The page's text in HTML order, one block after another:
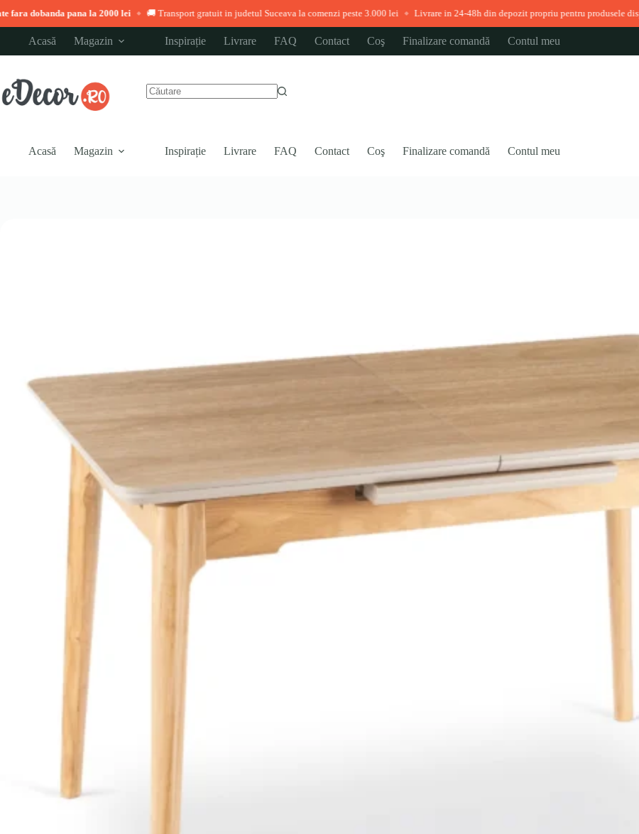
la 2000 lei ◆ 🚚 Transport gratuit in judetul Suceava la comenzi peste 3.000 lei ◆ Livrare in 24-48h din depozit propriu pentru produsele disponibile imediat
conținut
Acasă Magazin Inspirație Livrare FAQ Contact Coş Finalizare comandă Contul meu
Acasă Magazin Inspirație Livrare FAQ Contact Coş Finalizare comandă Contul meu